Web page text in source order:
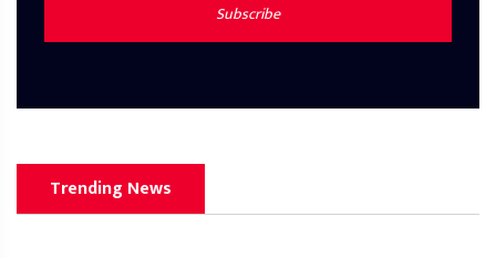
Subscribe
Trending News